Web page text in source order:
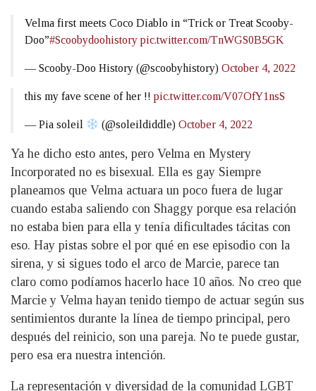
Velma first meets Coco Diablo in “Trick or Treat Scooby-
Doo”#Scoobydoohistory pic.twitter.com/TnWGS0B5GK
— Scooby-Doo History (@scoobyhistory) October 4, 2022
this my fave scene of her !! pic.twitter.com/V07OfY1nsS
— Pia soleil (@soleildiddle)October 4, 2022
Ya he dicho esto antes, pero Velma en Mystery
Incorporated no es bisexual. Ella es gay Siempre
planeamos que Velma actuara un poco fuera de lugar
cuando estaba saliendo con Shaggy porque esa relación
no estaba bien para ella y tenía dificultades tácitas con
eso. Hay pistas sobre el por qué en ese episodio con la
sirena, y si sigues todo el arco de Marcie, parece tan
claro como podíamos hacerlo hace 10 años. No creo que
Marcie y Velma hayan tenido tiempo de actuar según sus
sentimientos durante la línea de tiempo principal, pero
después del reinicio, son una pareja. No te puede gustar,
pero esa era nuestra intención.
La representación y diversidad de la comunidad LGBT